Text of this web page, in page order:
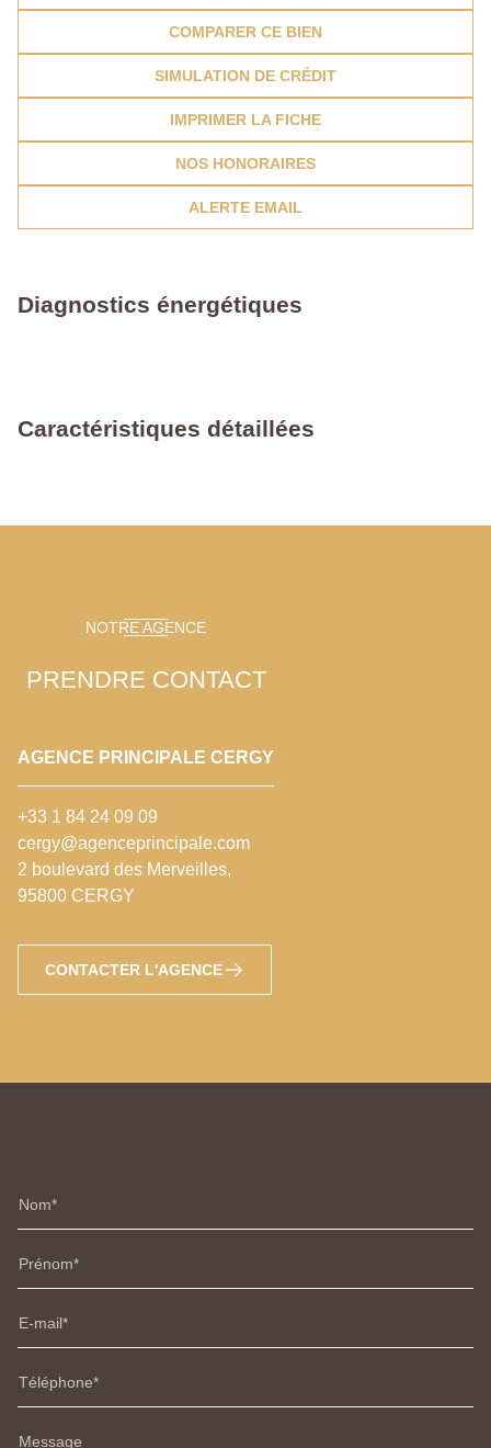
COMPARER CE BIEN
SIMULATION DE CRÉDIT
IMPRIMER LA FICHE
NOS HONORAIRES
ALERTE EMAIL
Diagnostics énergétiques
Caractéristiques détaillées
NOTRE AGENCE
PRENDRE CONTACT
AGENCE PRINCIPALE CERGY
+33 1 84 24 09 09
cergy@agenceprincipale.com
2 boulevard des Merveilles,
95800 CERGY
CONTACTER L'AGENCE
Nom
Prénom
E-mail
Téléphone
Message